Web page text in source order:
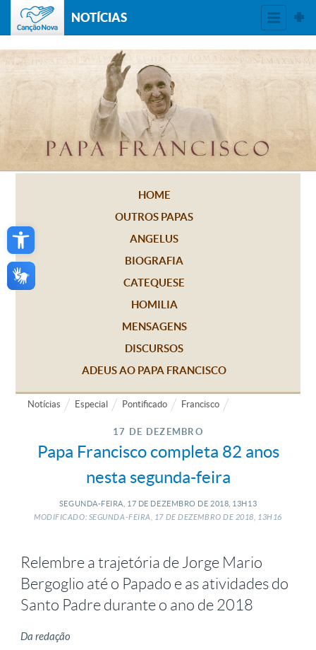
Open toolbar
NOTÍCIAS
HOME
OUTROS PAPAS
ANGELUS
BIOGRAFIA
CATEQUESE
HOMILIA
MENSAGENS
DISCURSOS
ADEUS AO PAPA FRANCISCO
Notícias Especial Pontificado Francisco
17 DE DEZEMBRO
Papa Francisco completa 82 anos
nesta segunda-feira
SEGUNDA-FEIRA, 17 DE DEZEMBRO DE 2018, 13H13
MODIFICADO: SEGUNDA-FEIRA, 17 DEDEZEMBRO DE 2018, 13H16
Relembre a trajetória de Jorge Mario
Bergoglio até o Papado e as atividades do
Santo Padre durante o ano de 2018
Da redação